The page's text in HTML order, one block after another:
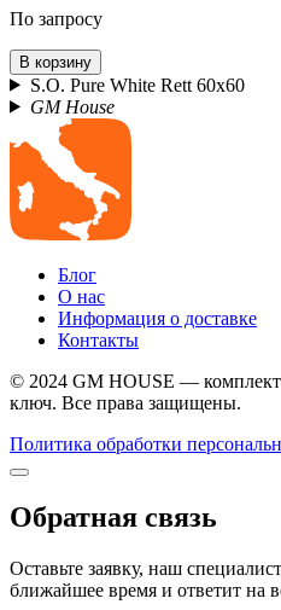
По запросу
В корзину
S.O. Pure White Rett 60x60
GM House
Блог
О нас
Информация о доставке
Контакты
© 2024 GM HOUSE —
ключ. Все права защищены.
Политика обработки
Обратная связь
Оставьте заявку, наш
ближайшее время и ответит на